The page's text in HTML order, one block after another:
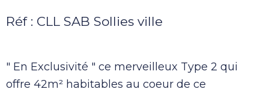
Réf : CLL SAB Sollies ville
" En Exclusivité " ce merveilleux Type 2 qui
offre 42m² habitables au coeur de ce